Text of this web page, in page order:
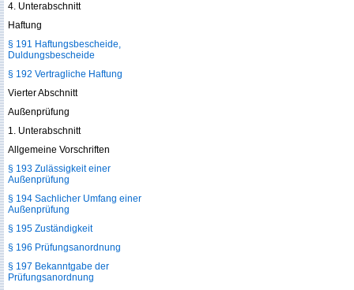
4. Unterabschnitt
Haftung
§ 191 Haftungsbescheide,
Duldungsbescheide
§ 192 Vertragliche Haftung
Vierter Abschnitt
Außenprüfung
1. Unterabschnitt
Allgemeine Vorschriften
§ 193 Zulässigkeit einer
Außenprüfung
§ 194 Sachlicher Umfang einer
Außenprüfung
§ 195 Zuständigkeit
§ 196 Prüfungsanordnung
§ 197 Bekanntgabe der
Prüfungsanordnung